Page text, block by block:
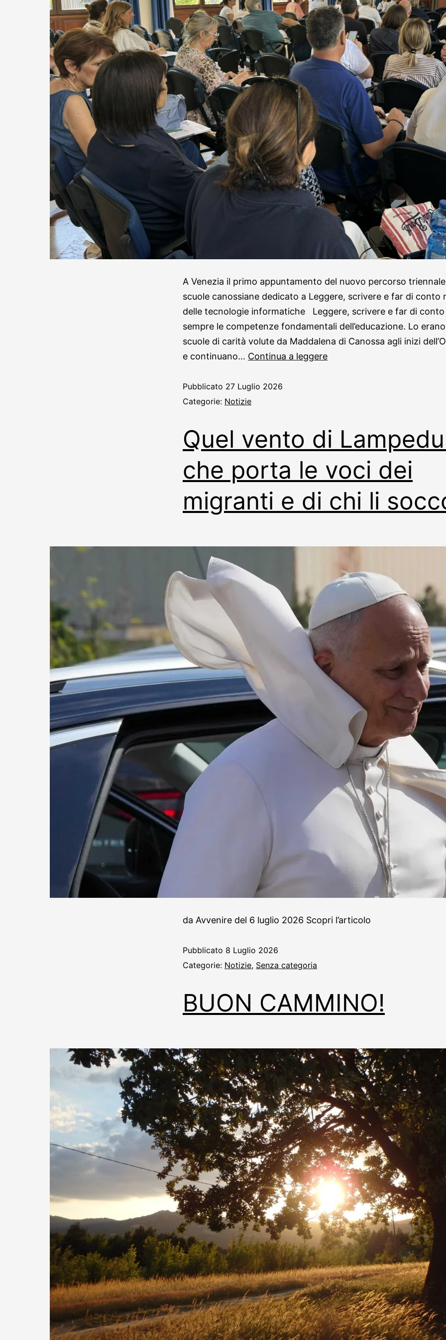
A Venezia il primo appuntamento del nuovo percorso
scuole canossiane dedicato a Leggere, scrivere e far di conto
delle tecnologie informatiche Leggere, scrivere e far di
sempre le competenze fondamentali dell’educazione. Lo
scuole di carità volute da Maddalena di Canossa agli inizi
e continuano… Continua a leggere
Pubblicato 27 Luglio 2026
Categorie: Notizie
Quel vento di
che porta le voci dei
migranti e di chi li
da Avvenire del 6 luglio 2026 Scopri l’articolo
Pubblicato 8 Luglio 2026
Categorie: Notizie, Senza categoria
BUON CAMMINO!